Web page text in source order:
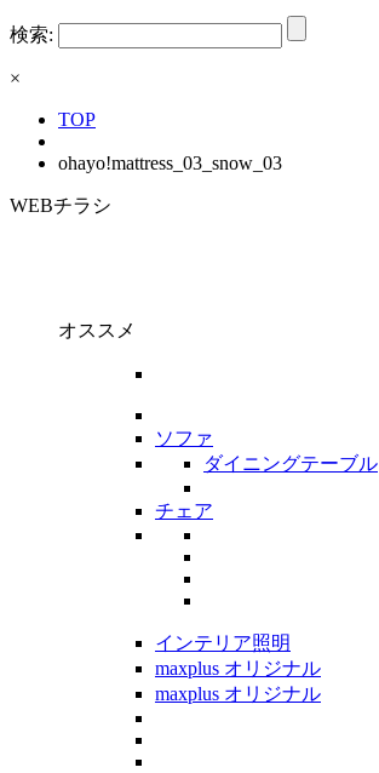
検索:
×
TOP
ohayo!mattress_03_snow_03
WEBチラシ
オススメ
ソファ
ダイニングテーブル
チェア
インテリア照明
maxplus オリジナル
maxplus オリジナル